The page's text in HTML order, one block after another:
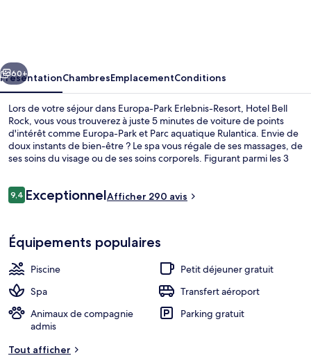
Hotel
Bell
Rock
Suivant
60+
PrésentationChambresEmplacementConditions
Lors de votre séjour dans Europa-Park Erlebnis-Resort, Hotel Bell
Rock, vous vous trouverez à juste 5 minutes de voiture de points
d'intérêt comme Europa-Park et Parc aquatique Rulantica. Envie de
doux instants de bien-être ? Le spa vous régale de ses massages, de
ses soins du visage ou de ses soins corporels. Figurant parmi les 3
couverte, une piscine extérieure et un bar / salon.
Avis
voyageurs
9,49,4 sur 10
ExceptionnelAfficher 290 avis
Équipements populaires
Piscine
Petit déjeuner gratuit
Spa
Transfert aéroport
Animaux de compagnie
admis
Parking gratuit
Tout afficher